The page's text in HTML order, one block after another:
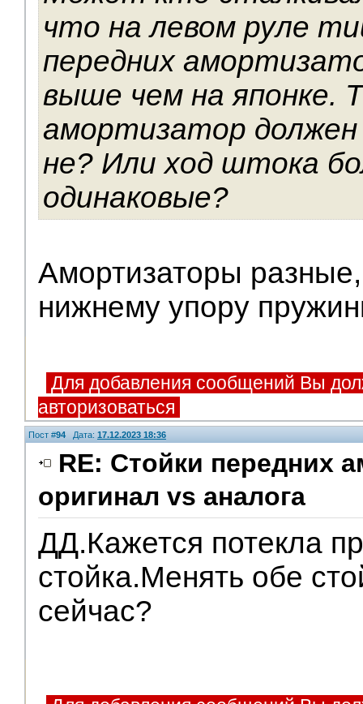
что на левом руле
передних
выше чем на японке.
амортизатор
не? Или ход штока
одинаковые?
Амортизаторы
нижнему упору
Для добавления сообщений Вы
авторизоваться
Пост #94Дата: 17.12.2023 18:36
RE: Стойки передних
оригинал vs аналога
ДД.Кажется потекла
стойка.Менять обе
сейчас?